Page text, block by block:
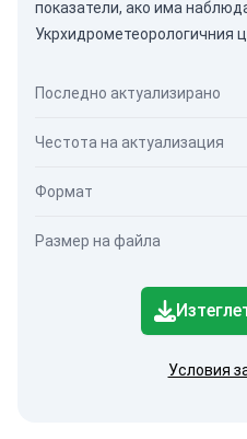
показатели, ако има
Укрхидрометеорологичния
Последно актуализирано
Честота на актуализация
Формат
Размер на файла
Условия